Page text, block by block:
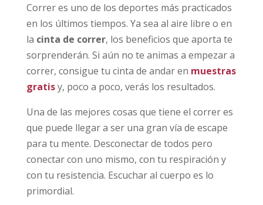
Correr es uno de los deportes más practicados
en los últimos tiempos. Ya sea al aire libre o en
la cinta de correr, los beneficios que aporta te
sorprenderán. Si aún no te animas a empezar a
correr, consigue tu cinta de andar en muestras
gratisy, poco a poco, verás los resultados.
Una de las mejores cosas que tiene el correr es
que puede llegar a ser una gran vía de escape
para tu mente. Desconectar de todos pero
conectar con uno mismo, con tu respiración y
con tu resistencia. Escuchar al cuerpo es lo
primordial.